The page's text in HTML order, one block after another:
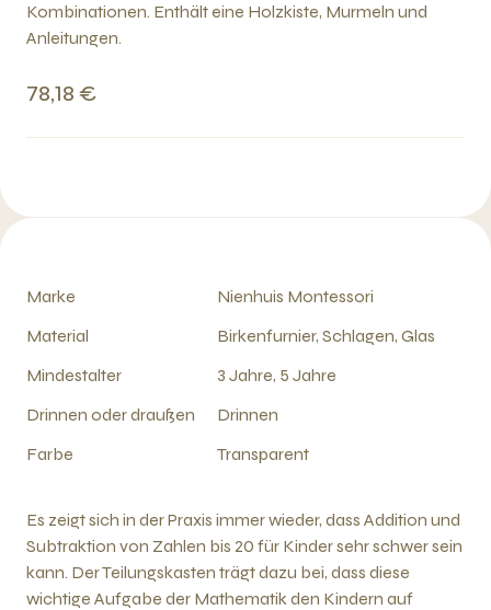
Kombinationen. Enthält eine Holzkiste, Murmeln und
Anleitungen.
78,18 €
Marke
Nienhuis Montessori
Material
Birkenfurnier, Schlagen, Glas
Mindestalter
3 Jahre, 5 Jahre
Drinnen oder draußen
Drinnen
Farbe
Transparent
Es zeigt sich in der Praxis immer wieder, dass Addition und
Subtraktion von Zahlen bis 20 für Kinder sehr schwer sein
kann. Der Teilungskasten trägt dazu bei, dass diese
wichtige Aufgabe der Mathematik den Kindern auf